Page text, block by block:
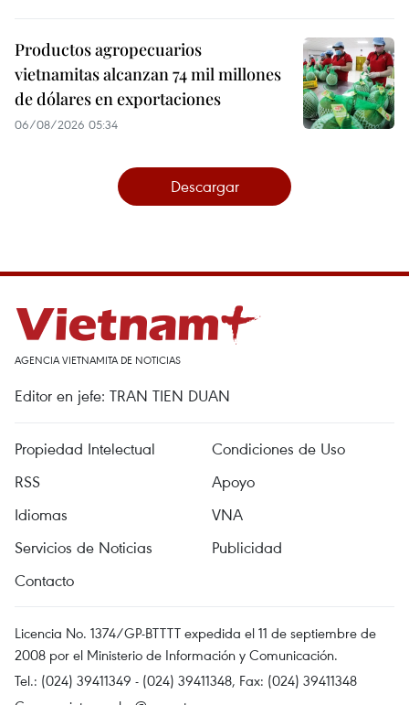
Productos agropecuarios
vietnamitas alcanzan 74 mil millones
de dólares en exportaciones
06/08/2026 05:34
Descargar
AGENCIA VIETNAMITA DE NOTICIAS
Editor en jefe: TRAN TIEN DUAN
Propiedad Intelectual
Condiciones de Uso
RSS
Apoyo
Idiomas
VNA
Servicios de Noticias
Publicidad
Contacto
Licencia No. 1374/GP-BTTTT expedida el 11 de septiembre de
2008 por el Ministerio de Información y Comunicación.
Tel.: (024) 39411349 - (024) 39411348, Fax: (024) 39411348